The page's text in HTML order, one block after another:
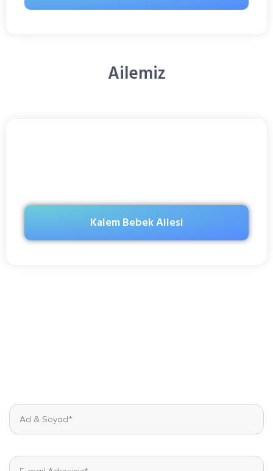
Ailemiz
Kalem Bebek Ailesi